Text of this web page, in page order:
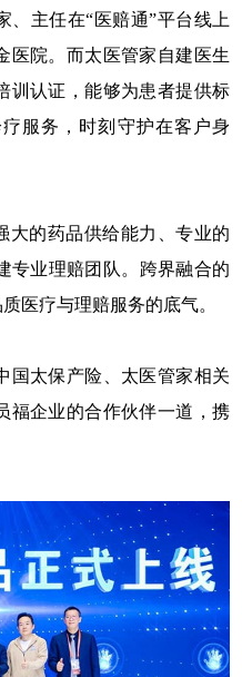
、主任在“医赔通”平台线上
医院。而太医管家自建医生
训认证，能够为患者提供标
服务，时刻守护在客户身
大的药品供给能力、专业的
专业理赔团队。跨界融合的
医疗与理赔服务的底气。
国太保产险、太医管家相关
福企业的合作伙伴一道，携